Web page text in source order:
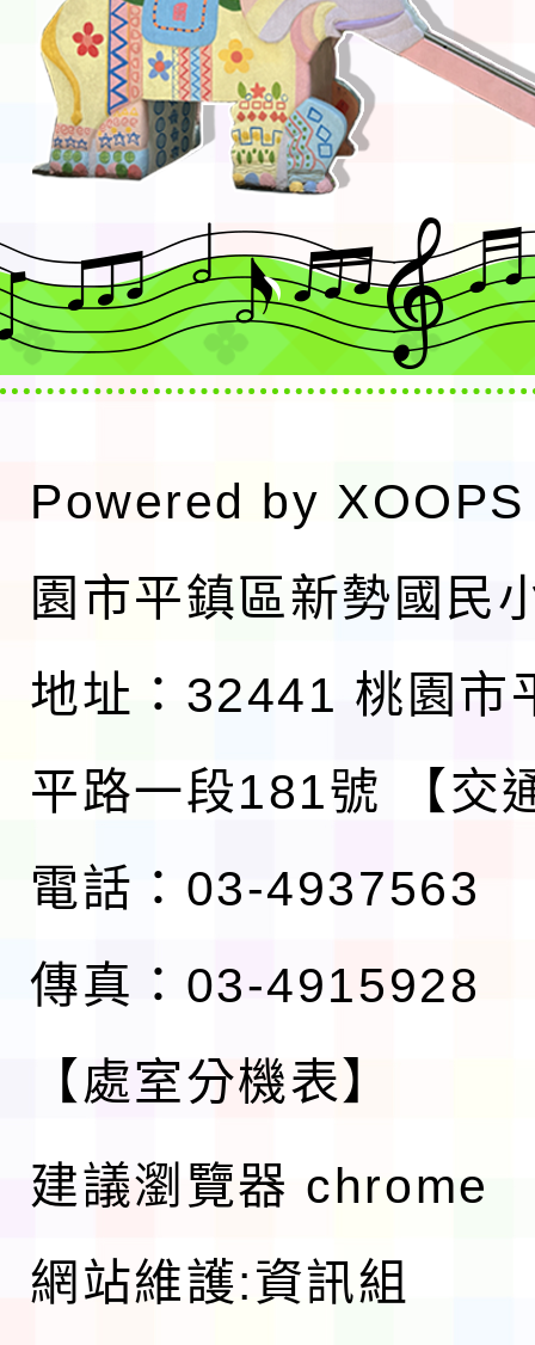
Powered by XOOPS
園市平鎮區新勢國民
地址：32441 桃園市
平路一段181號
【交
電話：03-4937563
傳真：03-4915928
【處室分機表】
建議瀏覽器 chrome
網站維護:資訊組